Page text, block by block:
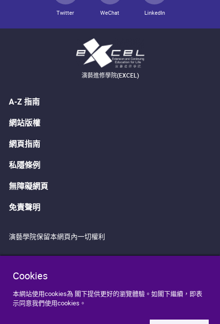
Cookies
本網站使用cookies為 閣下提供更好的瀏覽體驗。如閣下繼續，即表
示同意我們使用cookies。
Twitter WeChat LinkedIn
演藝進修學院(EXCEL)
A-Z 指南
網站版權
網頁指南
私隱條例
無障礙網頁
免責聲明
演藝學院保留本網頁內一切權利